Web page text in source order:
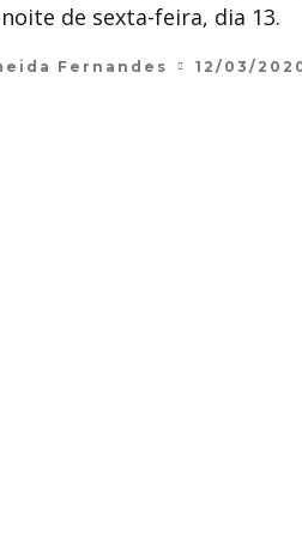
de sexta-feira, dia 13.
Fernandes 12/03/